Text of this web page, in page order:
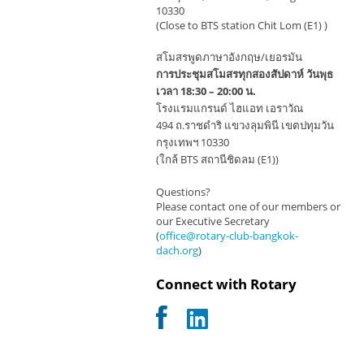
10330
(Close to BTS station Chit Lom (E1) )
สโมสรพูดภาษาอังกฤษ/เยอรมัน
การประชุมสโมสรทุกสองสัปดาห์ วันพุธ
เวลา 18:30 – 20:00 น.
โรงแรมแกรนด์ ไฮแอท เอราวัณ
494 ถ.ราชดำริ แขวงลุมพินี เขตปทุมวัน
กรุงเทพฯ 10330
(ใกล้ BTS สถานีชิดลม (E1))
Questions?
Please contact one of our members or
our Executive Secretary
(office@rotary-club-bangkok-
dach.org)
Connect with Rotary